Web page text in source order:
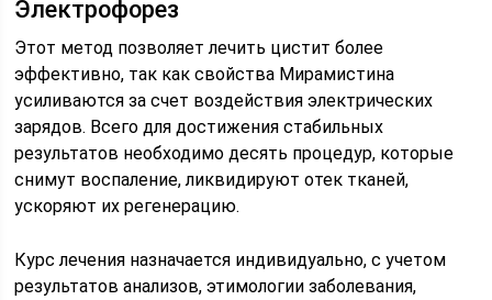
Электрофорез
Этот метод позволяет лечить цистит более
эффективно, так как свойства Мирамистина
усиливаются за счет воздействия электрических
зарядов. Всего для достижения стабильных
результатов необходимо десять процедур, которые
снимут воспаление, ликвидируют отек тканей,
ускоряют их регенерацию.
Курс лечения назначается индивидуально, с учетом
результатов анализов, этимологии заболевания,